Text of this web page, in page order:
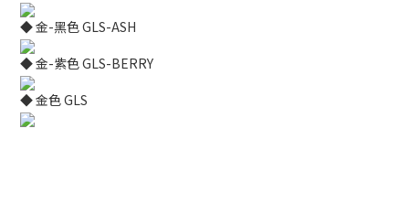
◆ 金-黑色 GLS-ASH
◆ 金-紫色 GLS-BERRY
◆ 金色 GLS